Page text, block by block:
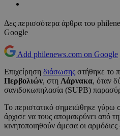
Δες περισσότερα άρθρα του
Google
Add philenews.com on Google
Επιχείρηση διάσωσης στήθηκε το
Περβολιών, στη Λάρνακα, όταν
σανιδοκωπηλασία (SUPB)
Το περιστατικό σημειώθηκε γύρω
άρχισε να τους απομακρύνει από
κινητοποιηθούν άμεσα οι αρμόδιες